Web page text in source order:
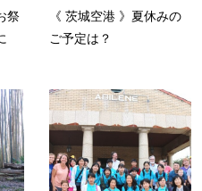
祭
《 茨城空港 》夏休みの
ご予定は？